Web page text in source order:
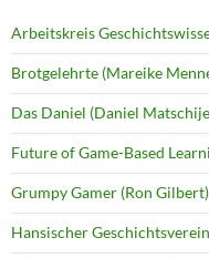
Arbeitskreis
Brotgelehrte (Mareike
Das Daniel (Daniel
Future of Game-Based
Grumpy Gamer (Ron Gilbert)
Hansischer